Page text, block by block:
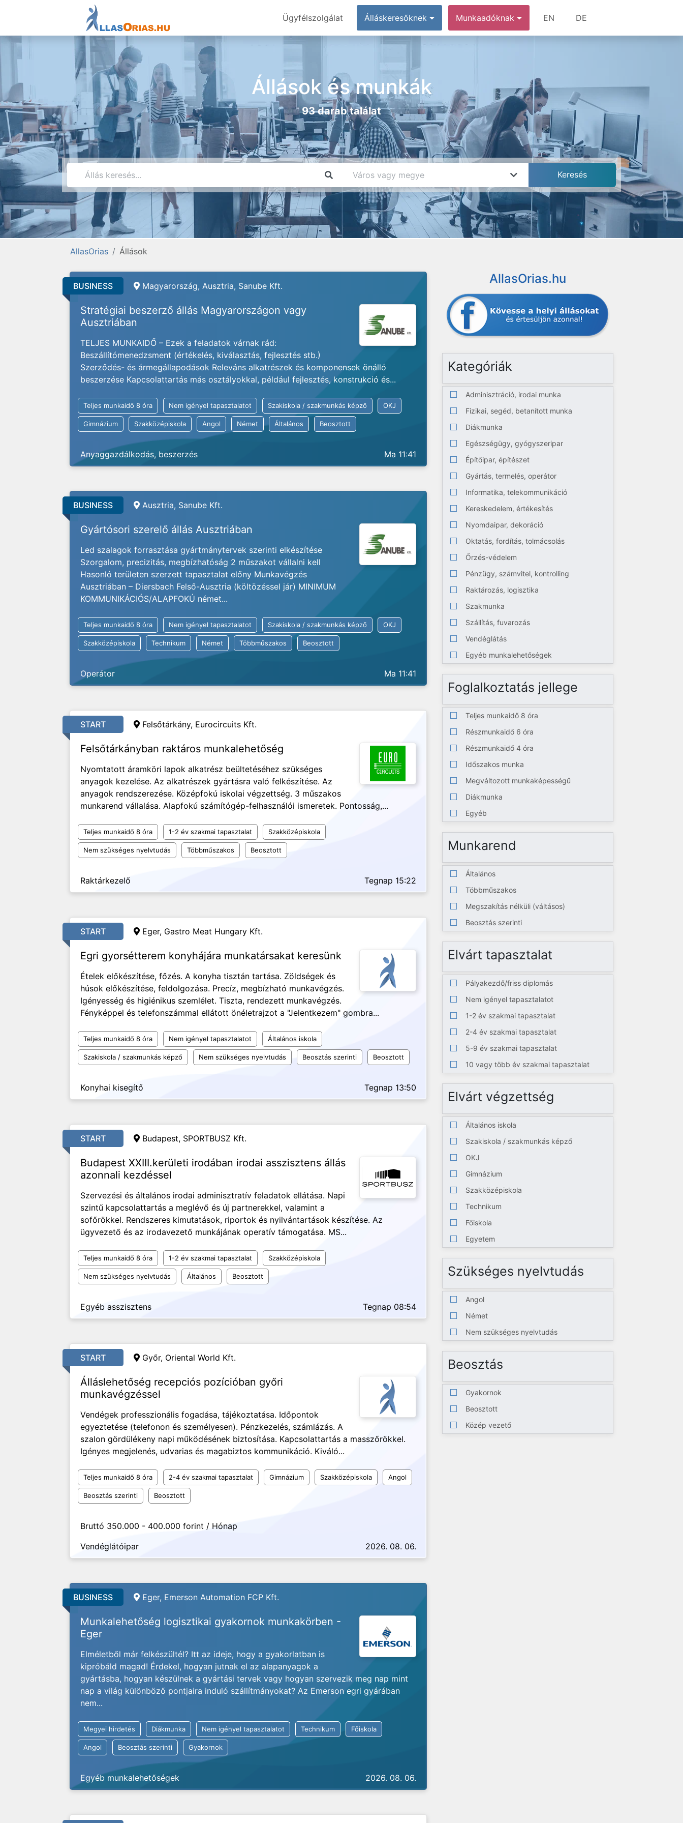
Ügyfélszolgálat Álláskeresőknek Munkaadóknak EN DE
Állások és munkák
93 darab találat
AllasOrias Állások
BUSINESS Magyarország, Ausztria, Sanube Kft.
Stratégiai beszerző állás Magyarországon vagy
Ausztriában
TELJES MUNKAIDŐ – Ezek a feladatok várnak rád:
Beszállítómenedzsment (értékelés, kiválasztás, fejlesztés stb.)
Szerződés- és ármegállapodások Releváns alkatrészek és komponensek önálló
beszerzése Kapcsolattartás más osztályokkal, például fejlesztés, konstrukció és...
Teljes munkaidő 8 óra Nem igényel tapasztalatot Szakiskola / szakmunkás képző OKJ
Gimnázium Szakközépiskola Angol Német Általános Beosztott
Anyaggazdálkodás, beszerzés Ma 11:41
BUSINESS Ausztria, Sanube Kft.
Gyártósori szerelő állás Ausztriában
Led szalagok forrasztása gyártmánytervek szerinti elkészítése
Szorgalom, precizitás, megbízhatóság 2 műszakot vállalni kell
Hasonló területen szerzett tapasztalat előny Munkavégzés
Ausztriában – Diersbach Felső-Ausztria (költözéssel jár) MINIMUM
KOMMUNIKÁCIÓS/ALAPFOKÚ német...
Teljes munkaidő 8 óra Nem igényel tapasztalatot Szakiskola / szakmunkás képző OKJ
Szakközépiskola Technikum Német Többműszakos Beosztott
Operátor Ma 11:41
START Felsőtárkány, Eurocircuits Kft.
Felsőtárkányban raktáros munkalehetőség
Nyomtatott áramköri lapok alkatrész beültetéséhez szükséges
anyagok kezelése. Az alkatrészek gyártásra való felkészítése. Az
anyagok rendszerezése. Középfokú iskolai végzettség. 3 műszakos
munkarend vállalása. Alapfokú számítógép-felhasználói ismeretek. Pontosság,...
Teljes munkaidő 8 óra 1-2 év szakmai tapasztalat Szakközépiskola
Nem szükséges nyelvtudás Többműszakos Beosztott
Raktárkezelő Tegnap 15:22
START Eger, Gastro Meat Hungary Kft.
Egri gyorsétterem konyhájára munkatársakat keresünk
Ételek előkészítése, főzés. A konyha tisztán tartása. Zöldségek és
húsok előkészítése, feldolgozása. Precíz, megbízható munkavégzés.
Igényesség és higiénikus szemlélet. Tiszta, rendezett munkavégzés.
Fényképpel és telefonszámmal ellátott önéletrajzot a "Jelentkezem" gombra...
Teljes munkaidő 8 óra Nem igényel tapasztalatot Általános iskola
Szakiskola / szakmunkás képző Nem szükséges nyelvtudás Beosztás szerinti Beosztott
Konyhai kisegítő Tegnap 13:50
START Budapest, SPORTBUSZ Kft.
Budapest XXIII.kerületi irodában irodai asszisztens állás
azonnali kezdéssel
Szervezési és általános irodai adminisztratív feladatok ellátása. Napi
szintű kapcsolattartás a meglévő és új partnerekkel, valamint a
sofőrökkel. Rendszeres kimutatások, riportok és nyilvántartások készítése. Az
ügyvezető és az irodavezető munkájának operatív támogatása. MS...
Teljes munkaidő 8 óra 1-2 év szakmai tapasztalat Szakközépiskola
Nem szükséges nyelvtudás Általános Beosztott
Egyéb asszisztens Tegnap 08:54
START Győr, Oriental World Kft.
Álláslehetőség recepciós pozícióban győri
munkavégzéssel
Vendégek professzionális fogadása, tájékoztatása. Időpontok
egyeztetése (telefonon és személyesen). Pénzkezelés, számlázás. A
szalon gördülékeny napi működésének biztosítása. Kapcsolattartás a masszőrökkel.
Igényes megjelenés, udvarias és magabiztos kommunikáció. Kiváló...
Teljes munkaidő 8 óra 2-4 év szakmai tapasztalat Gimnázium Szakközépiskola Angol
Beosztás szerinti Beosztott
Bruttó 350.000 - 400.000 forint / Hónap
Vendéglátóipar
2026. 08. 06.
BUSINESS Eger, Emerson Automation FCP Kft.
Munkalehetőség logisztikai gyakornok munkakörben -
Eger
Elméletből már felkészültél? Itt az ideje, hogy a gyakorlatban is
kipróbáld magad! Érdekel, hogyan jutnak el az alapanyagok a
gyártásba, hogyan készülnek a gyártási tervek vagy hogyan szervezik meg nap mint
nap a világ különböző pontjaira induló szállítmányokat? Az Emerson egri gyárában
nem...
Megyei hirdetés Diákmunka Nem igényel tapasztalatot Technikum Főiskola
Angol Beosztás szerinti Gyakornok
Egyéb munkalehetőségek 2026. 08. 06.
AllasOrias.hu
Kategóriák
Adminisztráció, irodai munka
Fizikai, segéd, betanított munka
Diákmunka
Egészségügy, gyógyszeripar
Építőipar, építészet
Gyártás, termelés, operátor
Informatika, telekommunikáció
Kereskedelem, értékesítés
Nyomdaipar, dekoráció
Oktatás, fordítás, tolmácsolás
Őrzés-védelem
Pénzügy, számvitel, kontrolling
Raktározás, logisztika
Szakmunka
Szállítás, fuvarozás
Vendéglátás
Egyéb munkalehetőségek
Foglalkoztatás jellege
Teljes munkaidő 8 óra
Részmunkaidő 6 óra
Részmunkaidő 4 óra
Időszakos munka
Megváltozott munkaképességű
Diákmunka
Egyéb
Munkarend
Általános
Többműszakos
Megszakítás nélküli (váltásos)
Beosztás szerinti
Elvárt tapasztalat
Pályakezdő/friss diplomás
Nem igényel tapasztalatot
1-2 év szakmai tapasztalat
2-4 év szakmai tapasztalat
5-9 év szakmai tapasztalat
10 vagy több év szakmai tapasztalat
Elvárt végzettség
Általános iskola
Szakiskola / szakmunkás képző
OKJ
Gimnázium
Szakközépiskola
Technikum
Főiskola
Egyetem
Szükséges nyelvtudás
Angol
Német
Nem szükséges nyelvtudás
Beosztás
Gyakornok
Beosztott
Közép vezető